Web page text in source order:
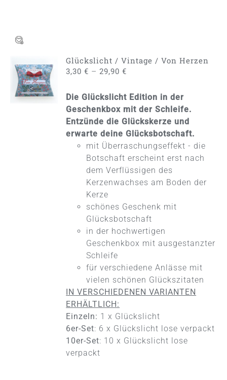
AUSFÜHRUNG
WÄHLEN
DIESES
PRODUKT
VARIANTEN
PRODUKTSEITE
/
DETAILS
Glückslicht / Vintage / Von Herzen
3,30€ –29,90€
Die Glückslicht Edition in der
Geschenkbox mit der Schleife.
Entzünde die Glückskerze und
erwarte deine Glücksbotschaft.
mit Überraschungseffekt - die
Botschaft erscheint erst nach
dem Verflüssigen des
Kerzenwachses am Boden der
Kerze
schönes Geschenk mit
Glücksbotschaft
in der hochwertigen
Geschenkbox mit ausgestanzter
Schleife
für verschiedene Anlässe mit
vielen schönen Glückszitaten
IN VERSCHIEDENEN VARIANTEN
ERHÄLTLICH:
Einzeln: 1 x Glückslicht
6er-Set: 6 x Glückslicht lose verpackt
10er-Set: 10 x Glückslicht lose
verpackt